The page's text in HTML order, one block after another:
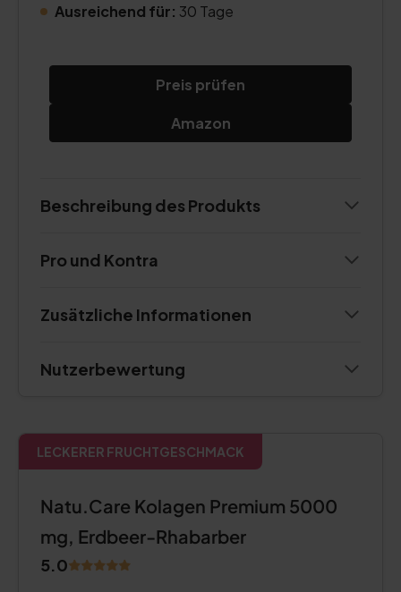
Ausreichend für: 30 Tage
Preis prüfen
Amazon
Beschreibung des Produkts
Pro und Kontra
Zusätzliche Informationen
Nutzerbewertung
LECKERER FRUCHTGESCHMACK
Natu.Care Kolagen Premium 5000
mg, Erdbeer-Rhabarber
5.0